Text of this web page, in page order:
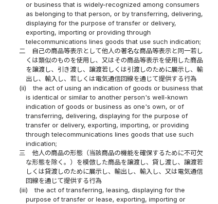
or business that is widely-recognized among consumers
as belonging to that person, or by transferring, delivering,
displaying for the purpose of transfer or delivery,
exporting, importing or providing through
telecommunications lines goods that use such indication;
二
自己の商品等表示として他人の著名な商品等表示と同一若し
くは類似のものを使用し、又はその商品等表示を使用した商品
を譲渡し、引き渡し、譲渡若しくは引渡しのために展示し、輸
出し、輸入し、若しくは電気通信回線を通じて提供する行為
(ii)
the act of using an indication of goods or business that
is identical or similar to another person's well-known
indication of goods or business as one's own, or of
transferring, delivering, displaying for the purpose of
transfer or delivery, exporting, importing, or providing
through telecommunications lines goods that use such
indication;
三
他人の商品の形態（当該商品の機能を確保するために不可欠
な形態を除く。）を模倣した商品を譲渡し、貸し渡し、譲渡若
しくは貸渡しのために展示し、輸出し、輸入し、又は電気通信
回線を通じて提供する行為
(iii)
the act of transferring, leasing, displaying for the
purpose of transfer or lease, exporting, importing or